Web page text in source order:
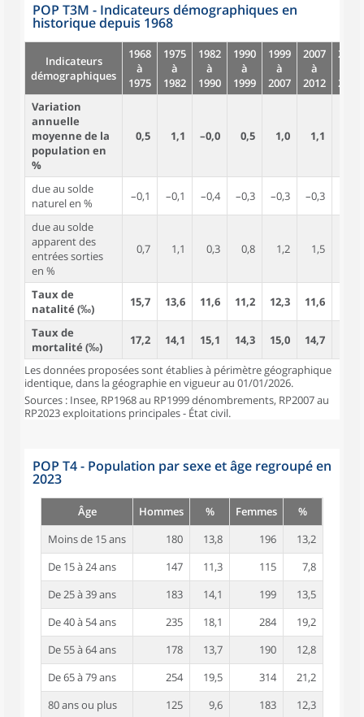
POP T3M - Indicateurs démographiques en
historique depuis 1968
Indicateurs
démographiques
1968
à
1975
1975
à
1982
1982
à
1990
1990
à
1999
1999
à
2007
2007
à
2012
2012
2017
Variation
annuelle
moyenne de la
population en
%
0,5 1,1 –0,0 0,5 1,0 1,1
due au solde
naturel en %
–0,1 –0,1 –0,4 –0,3 –0,3 –0,3
due au solde
apparent des
entrées sorties
en %
0,7 1,1 0,3 0,8 1,2 1,5
Taux de
natalité (‰)
15,7 13,6 11,6 11,2 12,3 11,6
Taux de
mortalité (‰)
17,2 14,1 15,1 14,3 15,0 14,7
Les données proposées sont établies à périmètre géographique
identique, dans la géographie en vigueur au 01/01/2026.
Sources : Insee, RP1968 au RP1999 dénombrements, RP2007 au
RP2023 exploitations principales - État civil.
POP T4 - Population par sexe et âge regroupé en
2023
Âge Hommes % Femmes
%
Moins de 15 ans
180 13,8 196
13,2
De 15 à 24 ans
147 11,3 115
7,8
De 25 à 39 ans
183 14,1 199
13,5
De 40 à 54 ans
235 18,1 284
19,2
De 55 à 64 ans
178 13,7 190
12,8
De 65 à 79 ans
254 19,5 314
21,2
80 ans ou plus
125 9,6 183 12,3